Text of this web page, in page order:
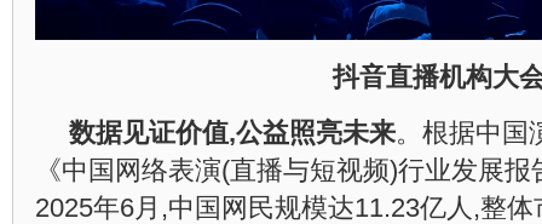
抖音直播机构大
数据见证价值,公益照亮未来。根据中国
《中国网络表演(直播与短视频)行业发展
2025年6月,中国网民规模达11.23亿人,整